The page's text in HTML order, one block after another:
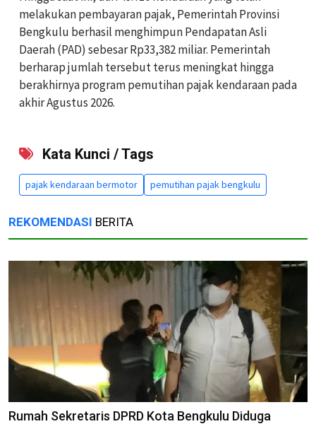
melakukan pembayaran pajak, Pemerintah Provinsi
Bengkulu berhasil menghimpun Pendapatan Asli
Daerah (PAD) sebesar Rp33,382 miliar. Pemerintah
berharap jumlah tersebut terus meningkat hingga
berakhirnya program pemutihan pajak kendaraan pada
akhir Agustus 2026.
Kata Kunci / Tags
pajak kendaraan bermotor pemutihan pajak bengkulu
REKOMENDASI BERITA
Rumah Sekretaris DPRD Kota Bengkulu Diduga